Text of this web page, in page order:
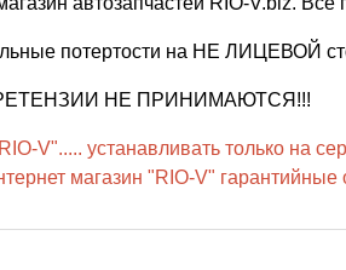
потертости на НЕ ЛИЦЕВОЙ
НЕ ПРИНИМАЮТСЯ!!!
устанавливать только на
магазин "RIO-V" гарантийные